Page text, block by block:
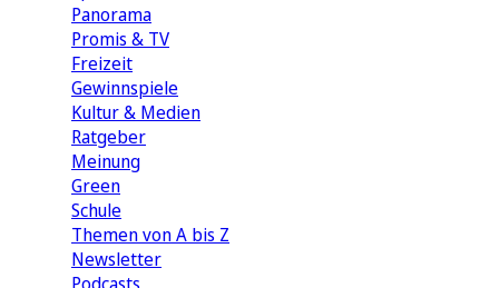
Panorama
Promis & TV
Freizeit
Gewinnspiele
Kultur & Medien
Ratgeber
Meinung
Green
Schule
Themen von A bis Z
Newsletter